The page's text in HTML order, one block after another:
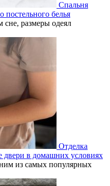
Спальня
постельного белья
сне, размеры одеял
Отделка
двери в домашних условиях
из самых популярных